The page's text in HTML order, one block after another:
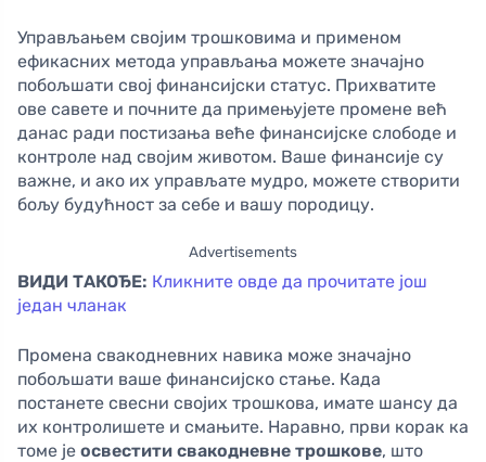
Управљањем својим трошковима и применом
ефикасних метода управљања можете значајно
побољшати свој финансијски статус. Прихватите
ове савете и почните да примењујете промене већ
данас ради постизања веће финансијске слободе и
контроле над својим животом. Ваше финансије су
важне, и ако их управљате мудро, можете створити
бољу будућност за себе и вашу породицу.
Advertisements
ВИДИ ТАКОЂЕ: Кликните овде да прочитате још
један чланак
Промена свакодневних навика може значајно
побољшати ваше финансијско стање. Када
постанете свесни својих трошкова, имате шансу да
их контролишете и смањите. Наравно, први корак ка
томе је освестити свакодневне трошкове, што